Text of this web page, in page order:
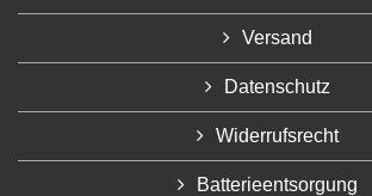
Versand
Datenschutz
Widerrufsrecht
Batterieentsorgung